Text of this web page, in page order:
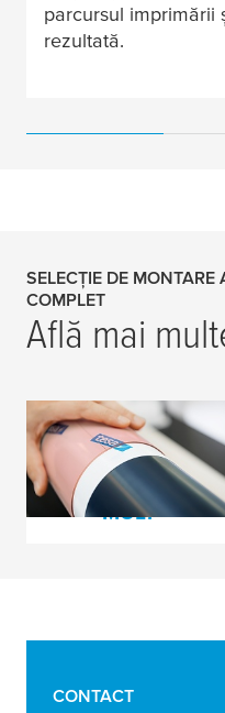
parcursul imprimării
rezultată.
SELECȚIE DE
COMPLET
Află mai
Benzi de fixare pentru
clișee flexografice
CITEȘTE MAI
MULT
CONTACT